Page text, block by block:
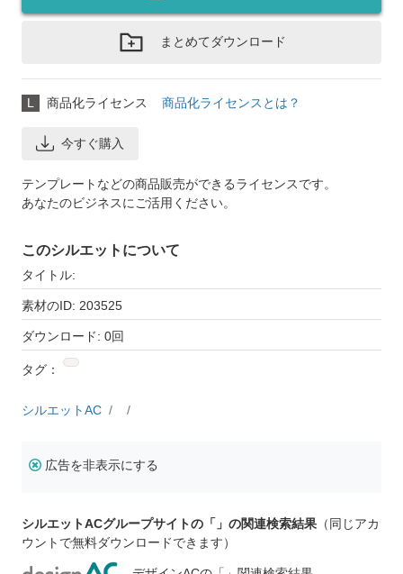
まとめてダウンロード
L 商品化ライセンス 商品化ライセンスとは？
今すぐ購入
テンプレートなどの商品販売ができるライセンスです。
あなたのビジネスにご活用ください。
このシルエットについて
タイトル:
素材のID: 203525
ダウンロード: 0回
タグ：
シルエットAC
広告を非表示にする
シルエットACグループサイトの「」の関連検索結果 （同じアカ
ウントで無料ダウンロードできます）